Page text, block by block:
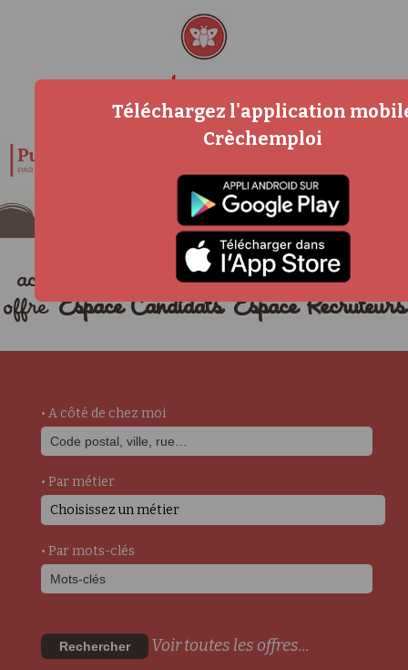
accueil actualités
déposer une
offre Espace Candidats Espace Recruteurs
• A côté de chez moi
• Par métier
Choisissez un métier
• Par mots-clés
Rechercher Voir toutes les offres...
Téléchargez l'application
Crèchemploi